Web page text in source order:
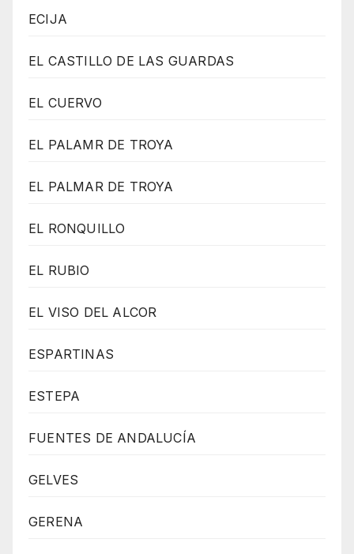
ECIJA
EL CASTILLO DE LAS GUARDAS
EL CUERVO
EL PALAMR DE TROYA
EL PALMAR DE TROYA
EL RONQUILLO
EL RUBIO
EL VISO DEL ALCOR
ESPARTINAS
ESTEPA
FUENTES DE ANDALUCÍA
GELVES
GERENA